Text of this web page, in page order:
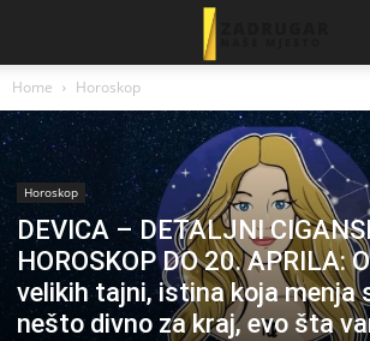
Home Horoskop
Horoskop
DEVICA – DETALJNI
HOROSKOP DO 20. APRILA:
velikih tajni, istina koja menja
nešto divno za kraj, evo šta